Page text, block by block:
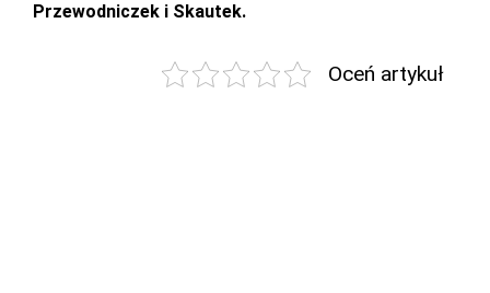
Przewodniczek i Skautek.
Oceń artykuł